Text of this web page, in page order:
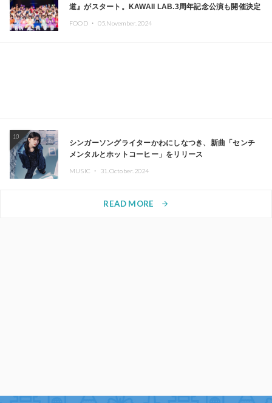
道』がスタート。KAWAII LAB.3周年記念公演も開催決定
FOOD ・ 05.November.2024
10
シンガーソングライターかわにしなつき、新曲「センチ
メンタルとホットコーヒー」をリリース
MUSIC ・ 31.October.2024
READ MORE arrow_forward